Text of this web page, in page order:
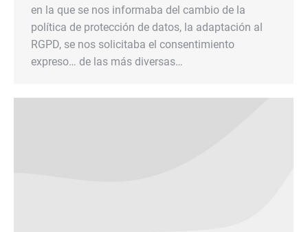
en la que se nos informaba del cambio de la
política de protección de datos, la adaptación al
RGPD, se nos solicitaba el consentimiento
expreso… de las más diversas…